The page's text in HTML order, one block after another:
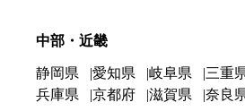
中部・近畿
静岡県 愛知県 岐阜県 三重
兵庫県
京都府 滋賀県 奈良